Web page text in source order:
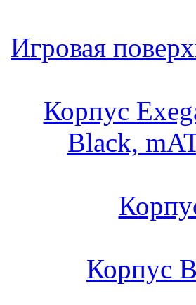
Игровая
Корпус
Black,
Корпус